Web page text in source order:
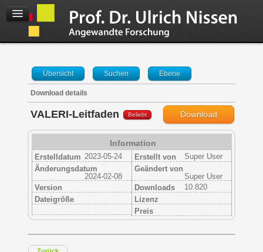
Übersicht Suchen Ebene
Download details
VALERI-Leitfaden Beliebt Download
Information
Erstelldatum 2023-05-24
Änderungsdatum
2024-02-08
Version
Dateigröße
Erstellt von
Super User
Geändert von
Super User
Downloads
10.820
Lizenz
Preis